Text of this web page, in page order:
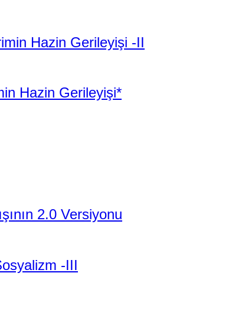
Hazin Gerileyişi -II
Hazin Gerileyişi*
2.0 Versiyonu
-III